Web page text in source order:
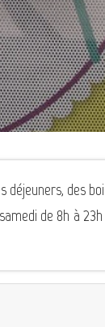
des
de 8h à